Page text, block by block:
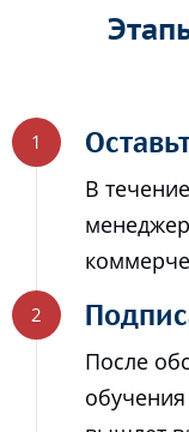
В
После